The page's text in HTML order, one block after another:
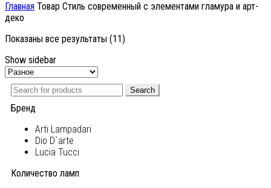
Главная Товар Стиль современный с элементами гламура и арт-
деко
Показаны все результаты (11)
Show sidebar
Search
Бренд
Arti Lampadari
Dio D`arte
Lucia Tucci
Количество ламп